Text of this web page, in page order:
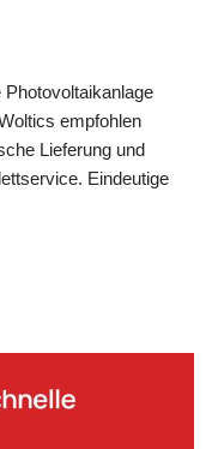
empfohlen
Lieferung und
Eindeutige